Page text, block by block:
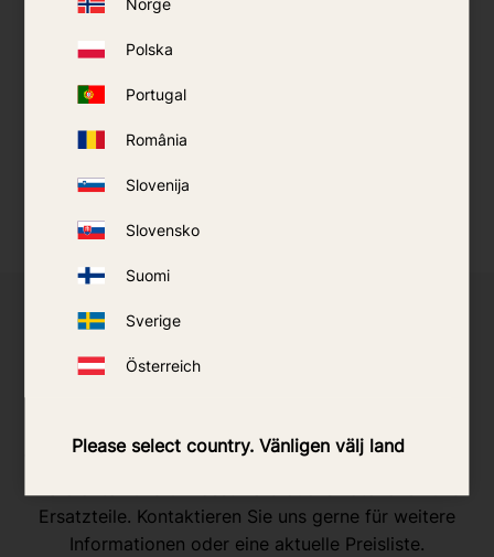
Norge
Polska
Portugal
România
Slovenija
Slovensko
Suomi
Sverige
Österreich
Please select country. Vänligen välj land
Produkte werden?
Produkten von Predator, SkeeterVac und AMT. Der
Vertrieb erfolgt über uns in Zusammenarbeit mit dem
Ersatzteile. Kontaktieren Sie uns gerne für weitere
Informationen oder eine aktuelle Preisliste.